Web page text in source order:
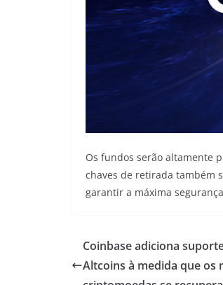
Os fundos serão altamente
chaves de retirada também
garantir a máxima
Coinbase adiciona
Altcoins à medida que os